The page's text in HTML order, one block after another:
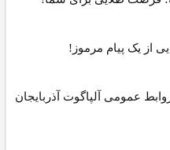
پیام مرموز!
آلپاگوت آذربایجان